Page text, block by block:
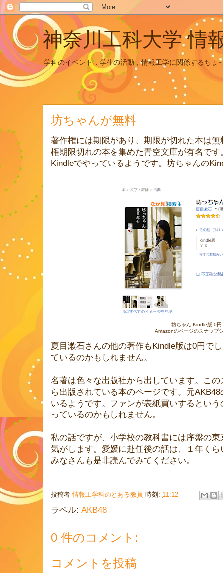
神奈川工科大学 情
学科のイベント，学生の活動，情報工学に関係するちょ
坊ちゃんが無料
著作権には期限があり、期限が切れた本は
権期限切れの本を集めた青空文庫が有名で
Kindleでやっているようです。坊ちゃんの
坊ちゃん Kindle版 0円
Amazonのページのスナップ
夏目漱石さんの他の著作もKindle版は0円で
ているのかもしれません。
名著は色々な出版社から出しています。こ
ら出版されている本のページです。元
いるようです。ファンが表紙買いするとい
っているのかもしれません。
私の話ですが、小学校の教科書には序盤の
気がします。愛媛に赴任後の話は、１年く
みなさんも是非読んでみてください。
投稿者情報工学科のとある教員 時刻: 11:12
ラベル: AKB48
0 件のコメント:
コメントを投稿